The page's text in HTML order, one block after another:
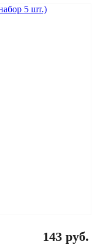
143 руб.